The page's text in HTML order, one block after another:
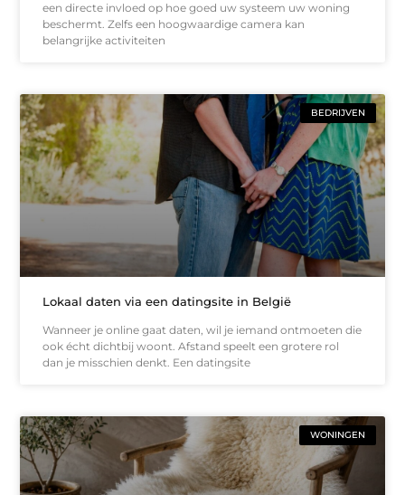
een directe invloed op hoe goed uw systeem uw woning
beschermt. Zelfs een hoogwaardige camera kan
belangrijke activiteiten
BEDRIJVEN
Lokaal daten via een datingsite in België
Wanneer je online gaat daten, wil je iemand ontmoeten die
ook écht dichtbij woont. Afstand speelt een grotere rol
dan je misschien denkt. Een datingsite
WONINGEN